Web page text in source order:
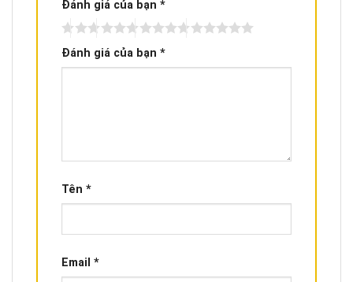
Đánh giá của bạn *
Đánh giá của bạn *
Tên *
Email *